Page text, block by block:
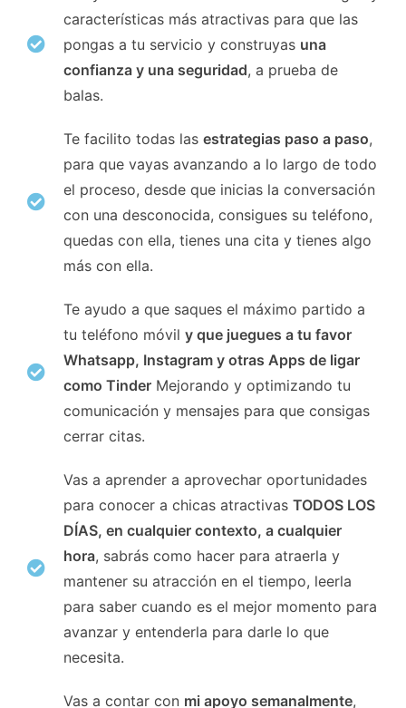
características más atractivas para que las
pongas a tu servicio y construyas una
confianza y una seguridad, a prueba de
balas.
Te facilito todas las estrategias paso a paso,
para que vayas avanzando a lo largo de todo
el proceso, desde que inicias la conversación
con una desconocida, consigues su teléfono,
quedas con ella, tienes una cita y tienes algo
más con ella.
Te ayudo a que saques el máximo partido a
tu teléfono móvil y que juegues a tu favor
Whatsapp, Instagram y otras Apps de ligar
como Tinder Mejorando y optimizando tu
comunicación y mensajes para que consigas
cerrar citas.
Vas a aprender a aprovechar oportunidades
para conocer a chicas atractivas TODOS LOS
DÍAS, en cualquier contexto, a cualquier
hora, sabrás como hacer para atraerla y
mantener su atracción en el tiempo, leerla
para saber cuando es el mejor momento para
avanzar y entenderla para darle lo que
necesita.
Vas a contar con mi apoyo semanalmente,